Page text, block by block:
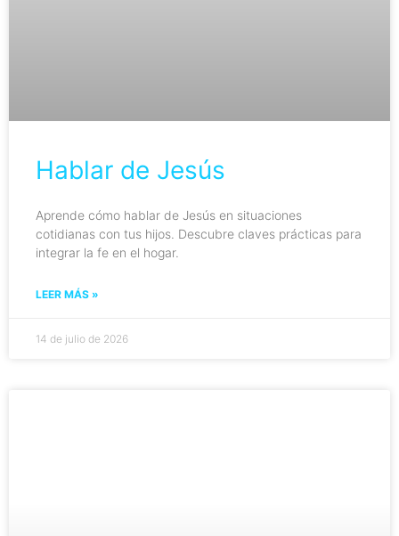
Hablar de Jesús
Aprende cómo hablar de Jesús en situaciones
cotidianas con tus hijos. Descubre claves prácticas para
integrar la fe en el hogar.
LEER MÁS »
14 de julio de 2026